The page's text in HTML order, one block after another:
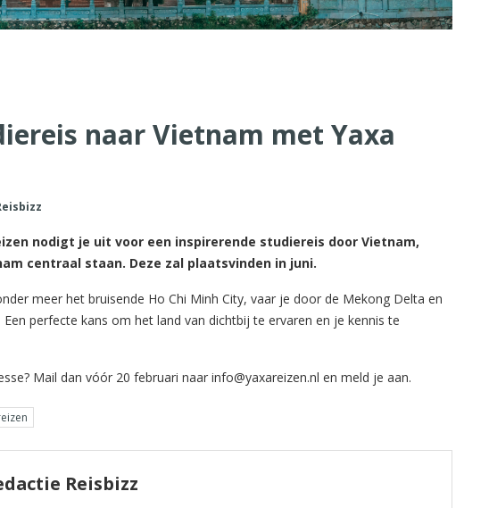
naar Vietnam met Yaxa
nodigt je uit voor een inspirerende studiereis door Vietnam,
centraal staan. Deze zal plaatsvinden in juni.
meer het bruisende Ho Chi Minh City, vaar je door de Mekong Delta en
perfecte kans om het land van dichtbij te ervaren en je kennis te
Mail dan vóór 20 februari naar info@yaxareizen.nl en meld je aan.
Reisbizz